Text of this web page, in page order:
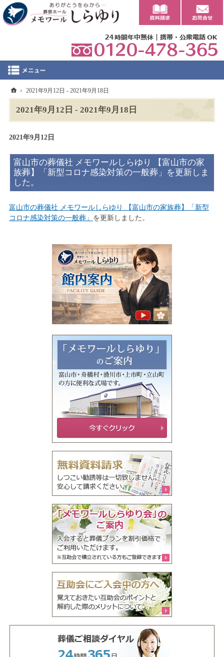
2021年9月12日 - 2021年9月18日
2021年9月12日
富山市の葬儀社 メモワールしらゆり 【富山市の家
族葬】「新型コロナ感染対策の一般葬」を更新しま
した。
富山市の葬儀社 メモワールしらゆり 【富山市の家族葬】「新型
コロナ感染対策の一般葬」 を更新しました。
ホーム
2021年9月12日 - 2021年9月18日